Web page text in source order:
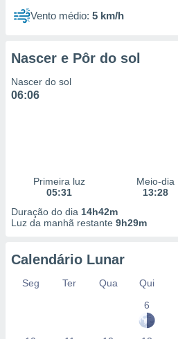
Vento médio: 5 km/h
Nascer e Pôr do sol
Nascer do sol
06:06
Primeira luz
05:31
Meio-dia
13:28
Duração do dia 14h42m
Luz da manhã restante 9h29m
Calendário Lunar
Seg Ter Qua Qui
6